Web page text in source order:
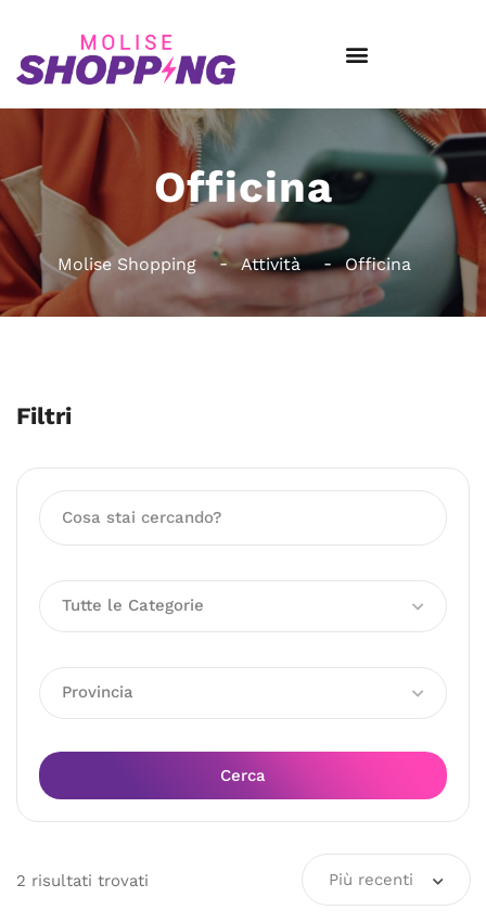
Officina
Molise Shopping Attività Officina
Filtri
Tutte le Categorie
Provincia
Cerca
2 risultati trovati Più recenti